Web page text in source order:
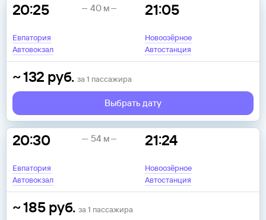
20:25
Евпатория
Автовокзал
21:05
Новоозёрное
Автостанция
40 м
~132 руб. за 1 пассажира
Выбрать дату
20:30
Евпатория
Автовокзал
21:24
Новоозёрное
Автостанция
54 м
~185 руб. за 1 пассажира